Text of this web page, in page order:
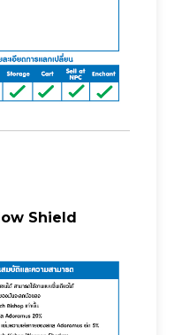
Shield